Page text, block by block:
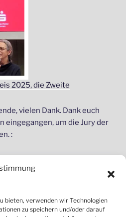
bieten, verwenden wir Technologien
zu speichern und/oder darauf
2025, die Zweite
vielen Dank. Dank euch
eingegangen, um die Jury der
: